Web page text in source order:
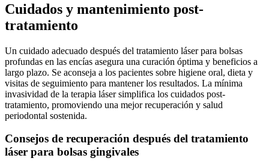
Cuidados y mantenimiento post-
tratamiento
Un cuidado adecuado después del tratamiento láser para bolsas
profundas en las encías asegura una curación óptima y beneficios a
largo plazo. Se aconseja a los pacientes sobre higiene oral, dieta y
visitas de seguimiento para mantener los resultados. La mínima
invasividad de la terapia láser simplifica los cuidados post-
tratamiento, promoviendo una mejor recuperación y salud
periodontal sostenida.
Consejos de recuperación después del tratamiento
láser para bolsas gingivales